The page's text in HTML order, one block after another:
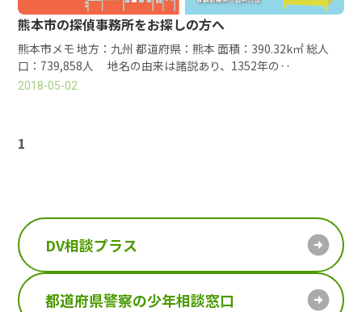
熊本市の探偵事務所をお探しの方へ
熊本市メモ 地方：九州 都道府県：熊本 面積：390.32k㎡ 総人
口：739,858人 地名の由来は諸説あり、1352年の‥
2018-05-02
1
DV相談プラス
都道府県警察の少年相談窓口